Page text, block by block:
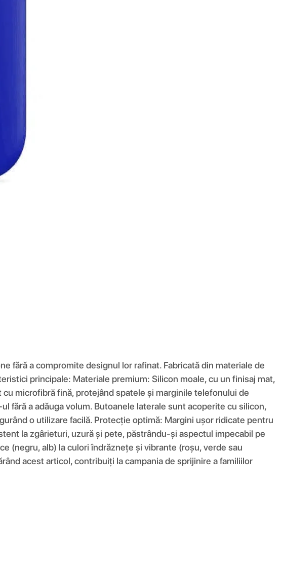
fără a compromite designul lor rafinat. Fabricată din materiale de
principale: Materiale premium: Silicon moale, cu un finisaj mat,
microfibră fină, protejând spatele și marginile telefonului de
fără a adăuga volum. Butoanele laterale sunt acoperite cu silicon,
o utilizare facilă. Protecție optimă: Margini ușor ridicate pentru
la zgârieturi, uzură și pete, păstrându-și aspectul impecabil pe
(negru, alb) la culori îndrăznețe și vibrante (roșu, verde sau
acest articol, contribuiți la campania de sprijinire a familiilor